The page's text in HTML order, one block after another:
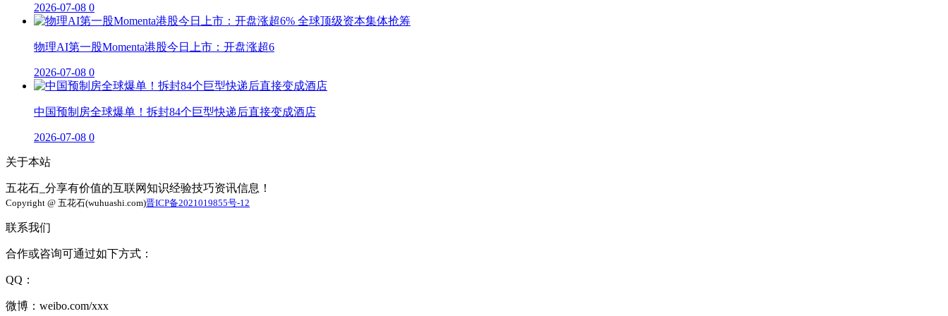
2026-07-08 0
物理AI第一股Momenta港股今日上市：开盘涨超6
2026-07-08 0
中国预制房全球爆单！拆封84个巨型快递后直接变成酒店
2026-07-08 0
关于本站
五花石_分享有价值的互联网知识经验技巧资讯信息！
Copyright @ 五花石(wuhuashi.com)晋ICP备2021019855号-12
联系我们
合作或咨询可通过如下方式：
QQ：
微博：weibo.com/xxx